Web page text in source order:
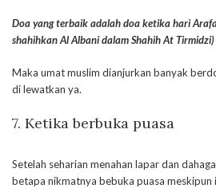
Doa yang terbaik adalah doa ketika hari
shahihkan Al Albani dalam Shahih At Tirmidzi)
Maka umat muslim dianjurkan banyak
di lewatkan ya.
7. Ketika berbuka puasa
Setelah seharian menahan lapar dan
betapa nikmatnya bebuka puasa meskipun